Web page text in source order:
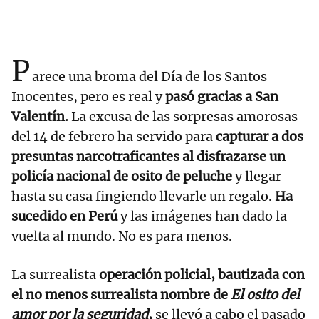
Parece una broma del Día de los Santos
Inocentes, pero es real ypasó gracias a San
Valentín.La excusa de las sorpresas amorosas
del 14 de febrero ha servido paracapturar a dos
presuntas narcotraficantes al disfrazarse un
policía nacional de osito de peluchey llegar
hasta su casa fingiendo llevarle un regalo. Ha
sucedido en Perúy las imágenes han dado la
vuelta al mundo. No es para menos.
La surrealistaoperación policial, bautizada con
el no menos surrealista nombre deEl osito del
amor por la seguridad, se llevó a cabo el pasado